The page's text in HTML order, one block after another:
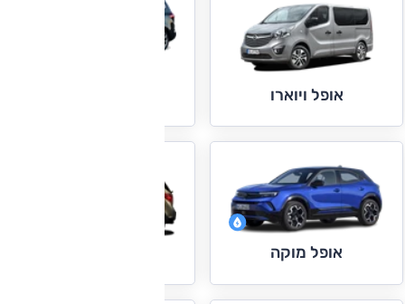
אופל ויוארו
אופל מוקה